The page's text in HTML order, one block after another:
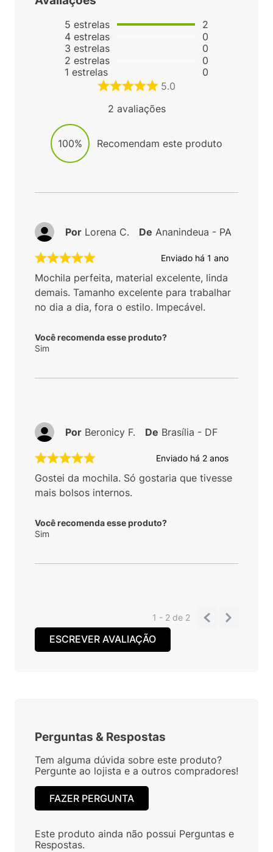
5 estrelas
4 estrelas
3 estrelas
2 estrelas
1 estrelas
2
0
0
0
0
5.0
2 avaliações
100% Recomendam este produto
Enviado há 1 ano
Mochila perfeita, material excelente, linda
demais. Tamanho excelente para trabalhar
no dia a dia, fora o estilo. Impecável.
Você recomenda esse produto?
Sim
Por Lorena C. De Ananindeua - PA
Enviado há 2 anos
Gostei da mochila. Só gostaria que tivesse
mais bolsos internos.
Você recomenda esse produto?
Sim
Por Beronicy F. De Brasília - DF
1 - 2de 2
ESCREVER AVALIAÇÃO
Perguntas & Respostas
Tem alguma dúvida sobre este produto?
Pergunte ao lojista e a outros compradores!
FAZER PERGUNTA
Este produto ainda não possui Perguntas e
Respostas.